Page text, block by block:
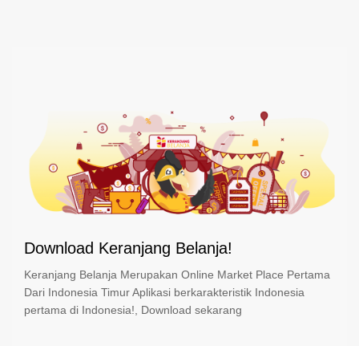
Download Keranjang Belanja!
Keranjang Belanja Merupakan Online Market Place Pertama
Dari Indonesia Timur Aplikasi berkarakteristik Indonesia
pertama di Indonesia!, Download sekarang